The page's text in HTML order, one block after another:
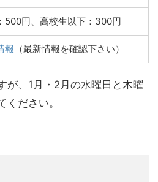
500円、高校生以下：300円
報 （最新情報を確認下さい）
が、1月・2月の水曜日と木曜
ください。